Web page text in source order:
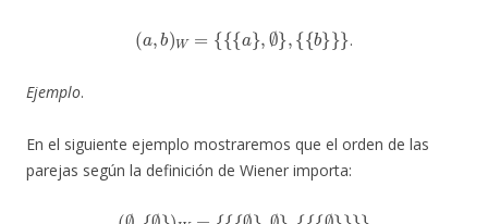
(a b ) { a} ∅ },{ b}}}
.
Ejemplo.
En el siguiente ejemplo mostraremos que el orden de las
parejas según la definición de Wiener importa:
(∅ {∅} {{∅}, ∅} {{∅}} }}